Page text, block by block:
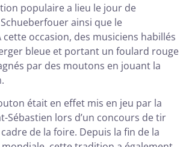
populaire a lieu le jour de
ainsi que le
cette occasion, des musiciens habillés
bleue et portant un foulard rouge
par des moutons en jouant la
était en effet mis en jeu par la
Sébastien lors d’un concours de tir
de la foire. Depuis la fin de la